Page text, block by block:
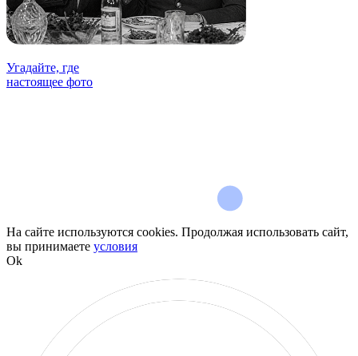
Угадайте, где
настоящее фото
На сайте используются cookies. Продолжая использовать сайт,
вы принимаете условия
Ok